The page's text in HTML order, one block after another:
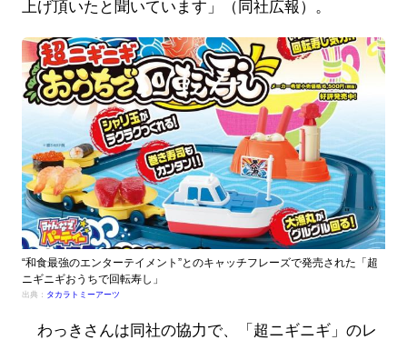
上げ頂いたと聞いています」（同社広報）。
“和食最強のエンターテイメント”とのキャッチフレーズで発売された「超
ニギニギおうちで回転寿し」
出典： タカラトミーアーツ
わっきさんは同社の協力で、「超ニギニギ」のレ